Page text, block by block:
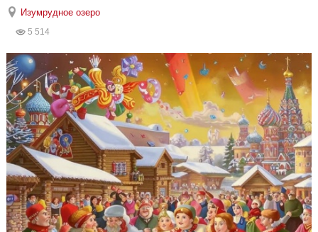
Изумрудное озеро
5 514